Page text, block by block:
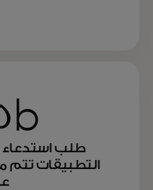
طلب استدعاء
التطبيقات تتم